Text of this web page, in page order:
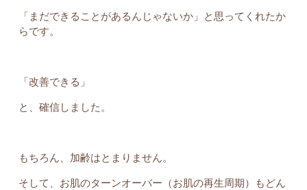
「まだできることがあるんじゃないか」と思ってくれたか
らです。
「改善できる」
と、確信しました。
もちろん、加齢はとまりません。
そして、お肌のターンオーバー（お肌の再生周期）もどん